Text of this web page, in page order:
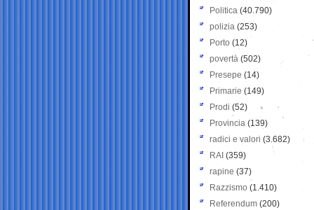
Politica (40.790)
polizia (253)
Porto (12)
povertà (502)
Presepe (14)
Primarie (149)
Prodi (52)
Provincia (139)
radici e valori (3.682)
RAI (359)
rapine (37)
Razzismo (1.410)
Referendum (200)